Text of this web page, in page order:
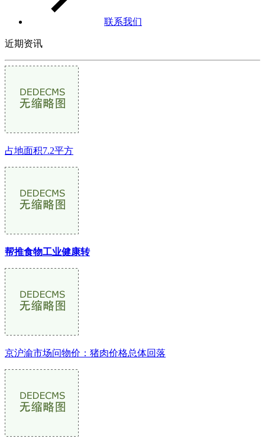
联系我们
近期资讯
占地面积7.2平方
帮推食物工业健康转
京沪渝市场问物价：猪肉价格总体回落